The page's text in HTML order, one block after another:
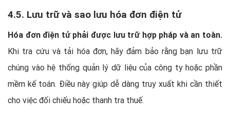
4.5. Lưu trữ và sao lưu hóa đơn điện tử
Hóa đơn điện tử phải được lưu trữ hợp pháp và an toàn.
Khi tra cứu và tải hóa đơn, hãy đảm bảo rằng bạn lưu trữ
chúng vào hệ thống quản lý dữ liệu của công ty hoặc phần
mềm kế toán. Điều này giúp dễ dàng truy xuất khi cần thiết
cho việc đối chiếu hoặc thanh tra thuế.